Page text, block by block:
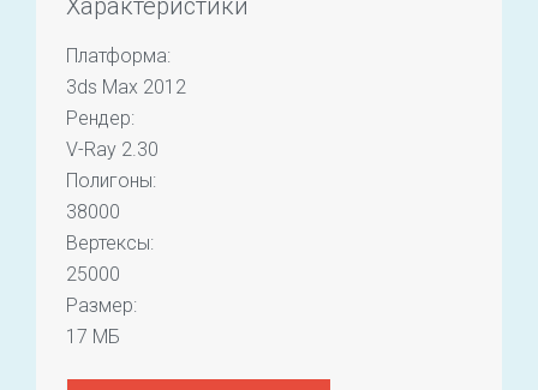
Платформа:
3ds Max 2012
Рендер:
V-Ray 2.30
Полигоны:
38000
Вертексы:
25000
Размер:
17 МБ